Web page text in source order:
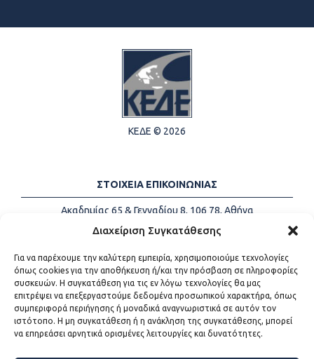
Διαχείριση Συγκατάθεσης
Για να παρέχουμε την καλύτερη εμπειρία, χρησιμοποιούμε τεχνολογίες
όπως cookies για την αποθήκευση ή/και την πρόσβαση σε πληροφορίες
συσκευών. Η συγκατάθεση για τις εν λόγω τεχνολογίες θα μας
επιτρέψει να επεξεργαστούμε δεδομένα προσωπικού χαρακτήρα, όπως
συμπεριφορά περιήγησης ή μοναδικά αναγνωριστικά σε αυτόν τον
ιστότοπο. Η μη συγκατάθεση ή η ανάκληση της συγκατάθεσης, μπορεί
να επηρεάσει αρνητικά ορισμένες λειτουργίες και δυνατότητες.
ΚΕΔΕ © 2026
ΣΤΟΙΧΕΙΑ ΕΠΙΚΟΙΝΩΝΙΑΣ
Ακαδημίας 65 & Γενναδίου 8, 106 78, Αθήνα
Τηλέφωνα:
+30 213-2147500
Email:
info@kede.gr
ΧΡΗΣΙΜΟΙ ΣΥΝΔΕΣΜΟΙ
Η ΚΕΔΕ